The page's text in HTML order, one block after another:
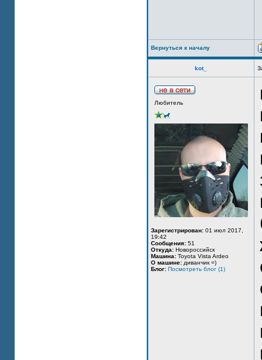
Вернуться к началу
kot_
Любитель
Зарегистрирован: 01 июл 2017,
19:42
Сообщения: 51
Откуда: Новороссийск
Машина: Toyota Vista Ardeo
О машине: диванчик =)
Блог: Посмотреть блог (1)